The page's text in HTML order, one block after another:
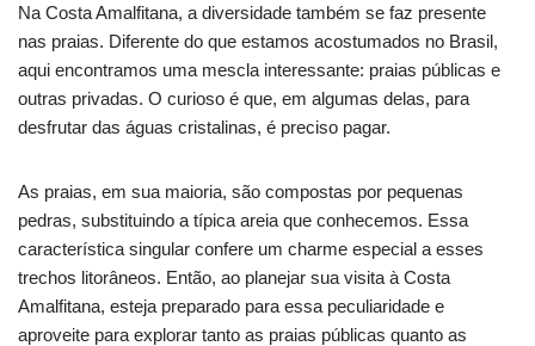
Na Costa Amalfitana, a diversidade também se faz presente
nas praias. Diferente do que estamos acostumados no Brasil,
aqui encontramos uma mescla interessante: praias públicas e
outras privadas. O curioso é que, em algumas delas, para
desfrutar das águas cristalinas, é preciso pagar.
As praias, em sua maioria, são compostas por pequenas
pedras, substituindo a típica areia que conhecemos. Essa
característica singular confere um charme especial a esses
trechos litorâneos. Então, ao planejar sua visita à Costa
Amalfitana, esteja preparado para essa peculiaridade e
aproveite para explorar tanto as praias públicas quanto as